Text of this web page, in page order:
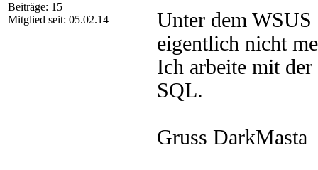
Beiträge: 15
Mitglied seit: 05.02.14
Unter dem WSUS
eigentlich nicht
Ich arbeite mit
SQL.
Gruss DarkMasta